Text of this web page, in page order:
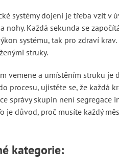
systémy dojení je třeba vzít v
nohy. Každá sekunda se
systému, tak pro zdraví
struky.
vemene a umístěním struku
procesu, ujistěte se, že
správy skupin není
je důvod, proč musíte každý
kategorie: